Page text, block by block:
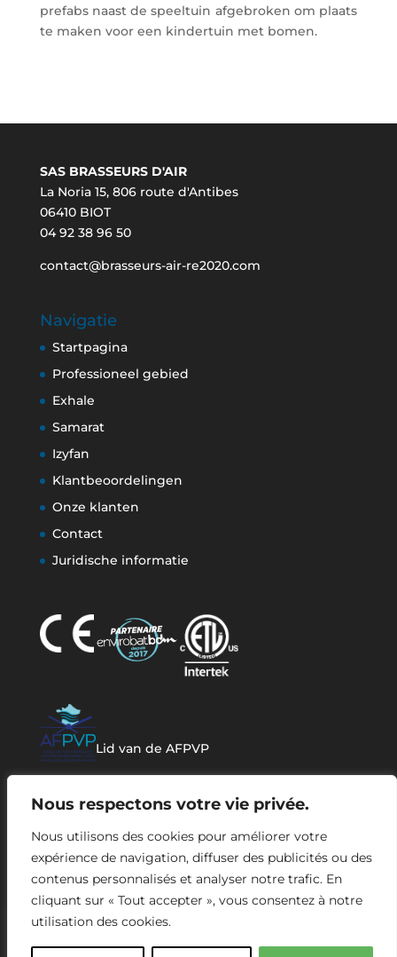
Nous respectons votre vie privée.
Nous utilisons des cookies pour améliorer votre
expérience de navigation, diffuser des publicités ou des
contenus personnalisés et analyser notre trafic. En
cliquant sur « Tout accepter », vous consentez à notre
utilisation des cookies.
prefabs naast de speeltuin afgebroken om plaats
te maken voor een kindertuin met bomen.
SAS BRASSEURS D'AIR
La Noria 15, 806 route d'Antibes
06410 BIOT
04 92 38 96 50
contact@brasseurs-air-re2020.com
Navigatie
Startpagina
Professioneel gebied
Exhale
Samarat
Izyfan
Klantbeoordelingen
Onze klanten
Contact
Juridische informatie
Lid van de AFPVP